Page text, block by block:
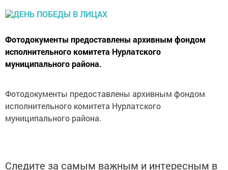
Фотодокументы предоставлены архивным фондом
исполнительного комитета Нурлатского
муниципального района.
Фотодокументы предоставлены архивным фондом
исполнительного комитета Нурлатского
муниципального района.
Следите за самым важным и интересным в